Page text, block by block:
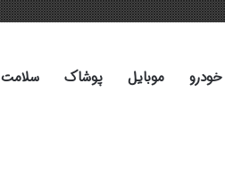
خودرو موبایل پوشاک سلامت